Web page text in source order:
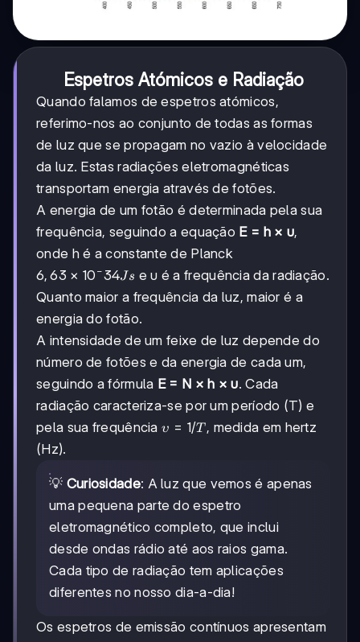
Espetros Atómicos e Radiação
Quando falamos de espetros atómicos,
referimo-nos ao conjunto de todas as formas
de luz que se propagam no vazio à velocidade
da luz. Estas radiações eletromagnéticas
transportam energia através de fotões.
A energia de um fotão é determinada pela sua
frequência, seguindo a equação E = h × υ,
onde h é a constante de Planck
6,63 ×
10^-34
Js
6, 63 × 10 −34Js e υ é a frequência da radiação.
Quanto maior a frequência da luz, maior é a
energia do fotão.
A intensidade de um feixe de luz depende do
número de fotões e da energia de cada um,
seguindo a fórmula E = N × h × υ. Cada
radiação caracteriza-se por um período (T) e
pela sua frequênciaυ =
υ = 1/T , medida em hertz
(Hz).
💡 Curiosidade: A luz que vemos é apenas
uma pequena parte do espetro
eletromagnético completo, que inclui
desde ondas rádio até aos raios gama.
Cada tipo de radiação tem aplicações
diferentes no nosso dia-a-dia!
Os espetros de emissão contínuos apresentam